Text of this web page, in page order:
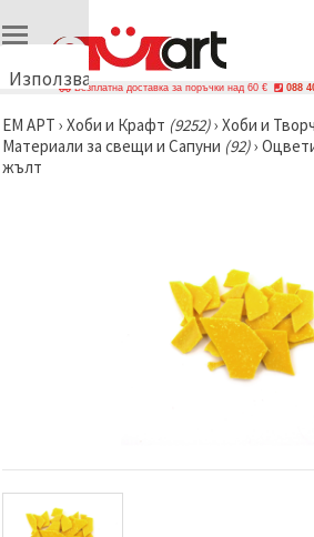
Използваме
🍪
Използваме
бисквитки
показваме
релевантно
съдържание
Безплатна доставка за поръчки над 60 € 088
ЕМ АРТ › Хоби и Крафт (9252)› Хоби и
Материали за свещи и Сапуни (92)›
жълт